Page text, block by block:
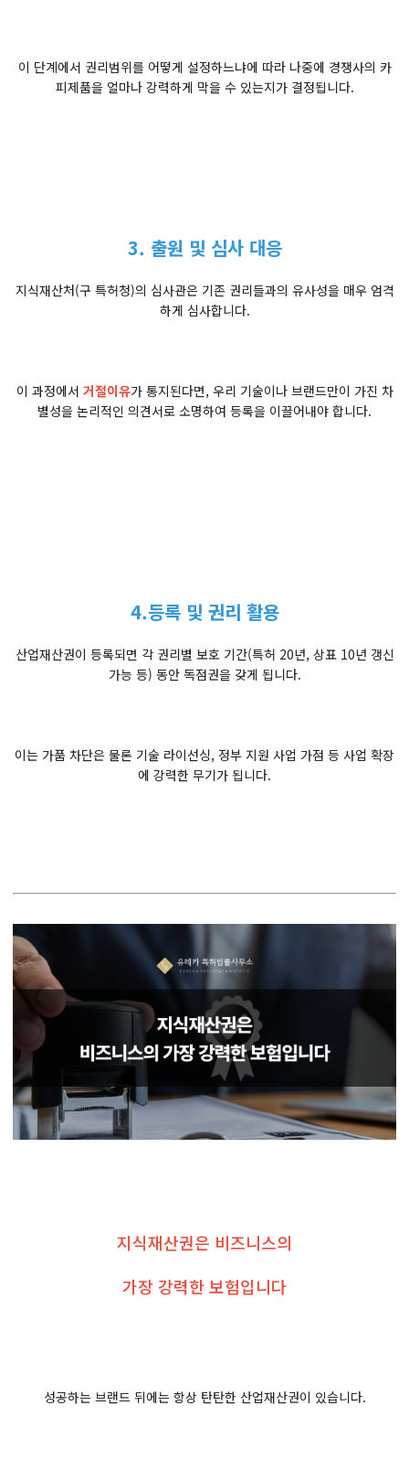
이 단계에서 권리범위를 어떻게 설정하느냐에 따라 나중에 경쟁사의 카
피제품을 얼마나 강력하게 막을 수 있는지가 결정됩니다.
3. 출원 및 심사 대응
지식재산처(구 특허청)의 심사관은 기존 권리들과의 유사성을 매우 엄격
하게 심사합니다.
이 과정에서 거절이유가 통지된다면, 우리 기술이나 브랜드만이 가진 차
별성을 논리적인 의견서로 소명하여 등록을 이끌어내야 합니다.
4.등록 및 권리 활용
산업재산권이 등록되면 각 권리별 보호 기간(특허 20년, 상표 10년 갱신
가능 등) 동안 독점권을 갖게 됩니다.
이는 가품 차단은 물론 기술 라이선싱, 정부 지원 사업 가점 등 사업 확장
에 강력한 무기가 됩니다.
지식재산권은 비즈니스의
가장 강력한 보험입니다
성공하는 브랜드 뒤에는 항상 탄탄한 산업재산권이 있습니다.